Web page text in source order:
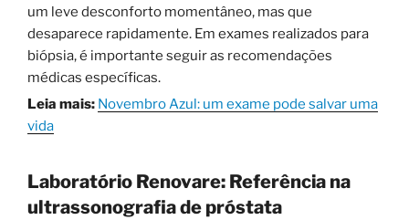
um leve desconforto momentâneo, mas que
desaparece rapidamente. Em exames realizados para
biópsia, é importante seguir as recomendações
médicas específicas.
Leia mais: Novembro Azul: um exame pode salvar uma
vida
Laboratório Renovare: Referência na
ultrassonografia de próstata